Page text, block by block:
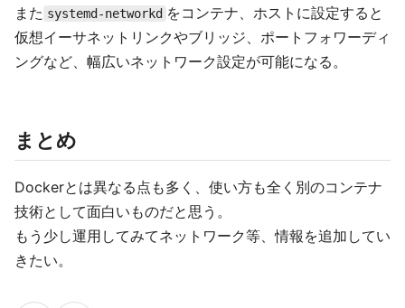
また systemd-networkd をコンテナ、ホストに設定すると
仮想イーサネットリンクやブリッジ、ポートフォワーディ
ングなど、幅広いネットワーク設定が可能になる。
まとめ
Dockerとは異なる点も多く、使い方も全く別のコンテナ
技術として面白いものだと思う。
もう少し運用してみてネットワーク等、情報を追加してい
きたい。